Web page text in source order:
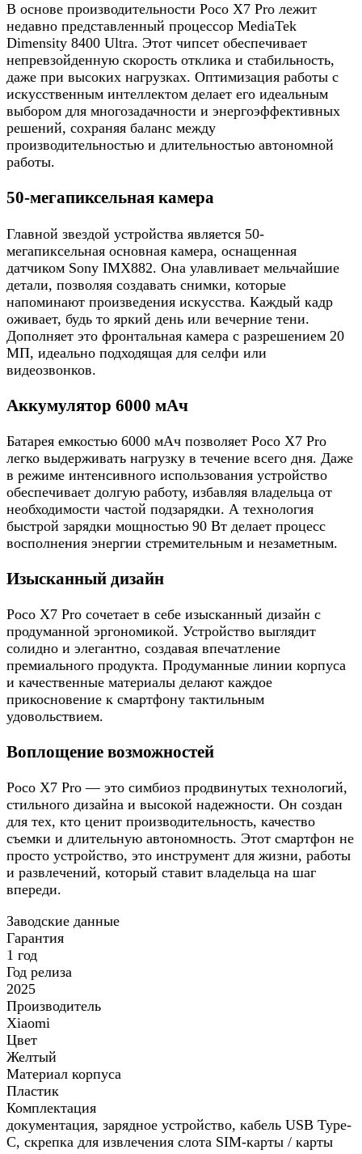
В основе производительности Poco X7 Pro лежит
недавно представленный процессор MediaTek
Dimensity 8400 Ultra. Этот чипсет обеспечивает
непревзойденную скорость отклика и стабильность,
даже при высоких нагрузках. Оптимизация работы с
искусственным интеллектом делает его идеальным
выбором для многозадачности и энергоэффективных
решений, сохраняя баланс между
производительностью и длительностью автономной
работы.
50-мегапиксельная камера
Главной звездой устройства является 50-
мегапиксельная основная камера, оснащенная
датчиком Sony IMX882. Она улавливает мельчайшие
детали, позволяя создавать снимки, которые
напоминают произведения искусства. Каждый кадр
оживает, будь то яркий день или вечерние тени.
Дополняет это фронтальная камера с разрешением 20
МП, идеально подходящая для селфи или
видеозвонков.
Аккумулятор 6000 мАч
Батарея емкостью 6000 мАч позволяет Poco X7 Pro
легко выдерживать нагрузку в течение всего дня. Даже
в режиме интенсивного использования устройство
обеспечивает долгую работу, избавляя владельца от
необходимости частой подзарядки. А технология
быстрой зарядки мощностью 90 Вт делает процесс
восполнения энергии стремительным и незаметным.
Изысканный дизайн
Poco X7 Pro сочетает в себе изысканный дизайн с
продуманной эргономикой. Устройство выглядит
солидно и элегантно, создавая впечатление
премиального продукта. Продуманные линии корпуса
и качественные материалы делают каждое
прикосновение к смартфону тактильным
удовольствием.
Воплощение возможностей
Poco X7 Pro — это симбиоз продвинутых технологий,
стильного дизайна и высокой надежности. Он создан
для тех, кто ценит производительность, качество
съемки и длительную автономность. Этот смартфон не
просто устройство, это инструмент для жизни, работы
и развлечений, который ставит владельца на шаг
впереди.
Заводские данные
Гарантия
1 год
Год релиза
2025
Производитель
Xiaomi
Цвет
Желтый
Материал корпуса
Пластик
Комплектация
документация, зарядное устройство, кабель USB Type-
C, скрепка для извлечения слота SIM-карты / карты